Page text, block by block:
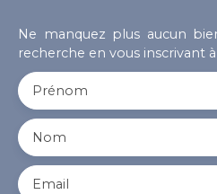
Ne manquez plus aucun
recherche en vous inscrivant
Prénom
Nom
Email